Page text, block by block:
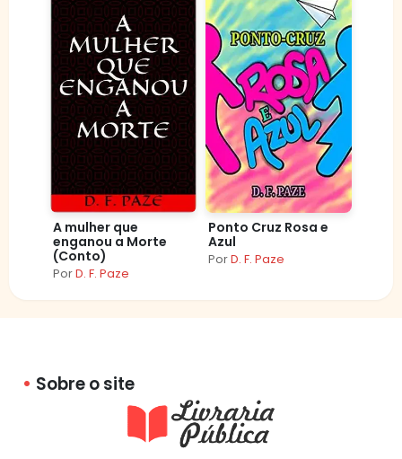
A mulher que
enganou a Morte
(Conto)
PorD. F. Paze
Ponto Cruz Rosa e
Azul
PorD. F. Paze
Sobre o site